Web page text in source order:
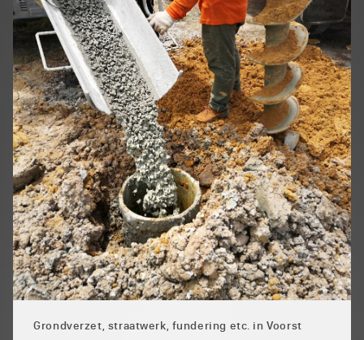
Grondverzet, straatwerk, fundering etc. in Voorst